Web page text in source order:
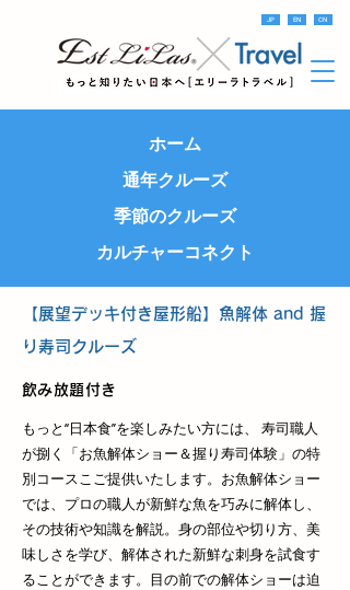
JP EN CN
ホーム
通年クルーズ
季節のクルーズ
カルチャーコネクト
【展望デッキ付き屋形船】魚解体 and 握
り寿司クルーズ
飲み放題付き
もっと“日本食”を楽しみたい方には、 寿司職人
が捌く「お魚解体ショー＆握り寿司体験」の特
別コースこご提供いたします。お魚解体ショー
では、プロの職人が新鮮な魚を巧みに解体し、
その技術や知識を解説。身の部位や切り方、美
味しさを学び、解体された新鮮な刺身を試食す
ることができます。目の前での解体ショーは迫